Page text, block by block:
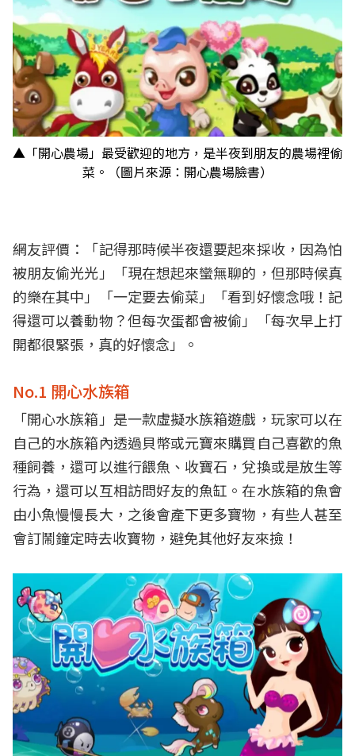
▲「開心農場」最受歡迎的地方，是半夜到朋友的農場裡偷
菜。（圖片來源：開心農場臉書）
網友評價：「記得那時候半夜還要起來採收，因為怕
被朋友偷光光」「現在想起來蠻無聊的，但那時候真
的樂在其中」「一定要去偷菜」「看到好懷念哦！記
得還可以養動物？但每次蛋都會被偷」「每次早上打
開都很緊張，真的好懷念」。
No.1 開心水族箱
「開心水族箱」是一款虛擬水族箱遊戲，玩家可以在
自己的水族箱內透過貝幣或元寶來購買自己喜歡的魚
種飼養，還可以進行餵魚、收寶石，兌換或是放生等
行為，還可以互相訪問好友的魚缸。在水族箱的魚會
由小魚慢慢長大，之後會產下更多寶物，有些人甚至
會訂鬧鐘定時去收寶物，避免其他好友來撿！